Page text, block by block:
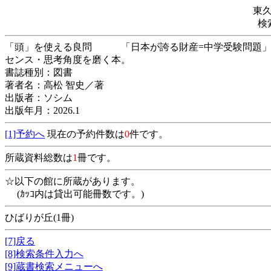
東
検
「頭」を使える良問 「日本が誇る財産=中学受験問題」
センス・思考角度を磨く本。
書誌種別：図書
著者名：高松 智史／著
出版者：ソシム
出版年月：2026.1
[1]予約へ 現在の予約件数は0件です。
所蔵資料総数は1冊です。
☆以下の館に所蔵があります。
(ｶｯｺ内は貸出可能冊数です。)
ひばりが丘(1冊)
[7]戻る
[8]検索条件入力へ
[9]蔵書検索メニューへ